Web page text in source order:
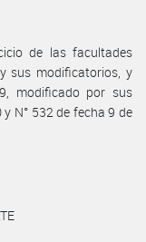
de las facultades
sus modificatorios, y
modificado por sus
N° 532 de fecha 9 de